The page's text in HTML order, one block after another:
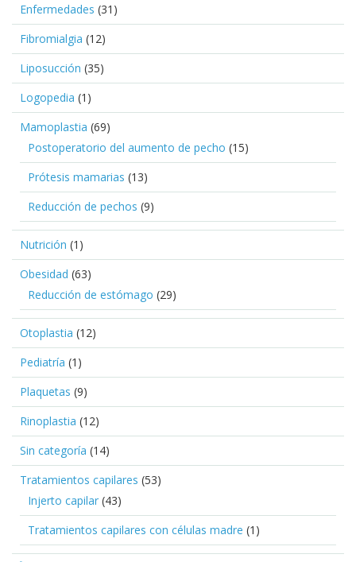
Enfermedades (31)
Fibromialgia (12)
Liposucción (35)
Logopedia (1)
Mamoplastia (69)
Postoperatorio del aumento de pecho (15)
Prótesis mamarias (13)
Reducción de pechos (9)
Nutrición (1)
Obesidad (63)
Reducción de estómago (29)
Otoplastia (12)
Pediatría (1)
Plaquetas (9)
Rinoplastia (12)
Sin categoría (14)
Tratamientos capilares (53)
Injerto capilar (43)
Tratamientos capilares con células madre (1)